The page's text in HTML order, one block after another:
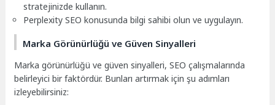
stratejinizde kullanın.
Perplexity SEO konusunda bilgi sahibi olun ve uygulayın.
Marka Görünürlüğü ve Güven Sinyalleri
Marka görünürlüğü ve güven sinyalleri, SEO çalışmalarında
belirleyici bir faktördür. Bunları artırmak için şu adımları
izleyebilirsiniz: